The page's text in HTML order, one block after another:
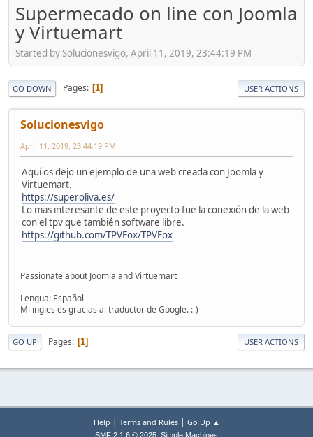
Supermecado on line con Joomla
y Virtuemart
Started by Solucionesvigo, April 11, 2019, 23:44:19 PM
GO DOWN Pages 1 USER ACTIONS
Solucionesvigo
April 11, 2019, 23:44:19 PM
Aquí os dejo un ejemplo de una web creada con Joomla y
Virtuemart.
https://superoliva.es/
Lo mas interesante de este proyecto fue la conexión de la web
con el tpv que también software libre.
https://github.com/TPVFox/TPVFox
Passionate about Joomla and Virtuemart
Lengua: Español
Mi ingles es gracias al traductor de Google. :-)
GO UP Pages 1 USER ACTIONS
Help Terms and Rules| Go Up ▲
SMF 2.1.6 © 2025 Simple Machines